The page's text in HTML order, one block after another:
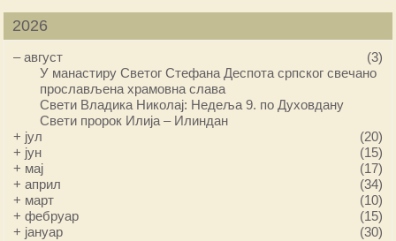
2026
–август
(3)
У манастиру Светог Стефана Деспота српског свечано
прослављена храмовна слава
Свети Владика Николај: Недеља 9. по Духовдану
Свети пророк Илија – Илиндан
+ јул
(20)
+ јун
(15)
+ мај
(17)
+април
(34)
+ март
(10)
+фебруар
(15)
+ јануар (30)